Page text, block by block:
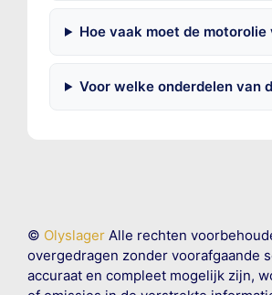
Hoe vaak moet de
Voor welke onderdelen van
© OlyslagerAlle rechten
overgedragen zonder voorafgaande
accuraat en compleet mogelijk zijn,